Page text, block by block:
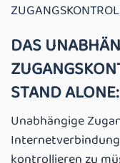
DAS
STAND ALONE:
Unabhängige
Internetverbindung